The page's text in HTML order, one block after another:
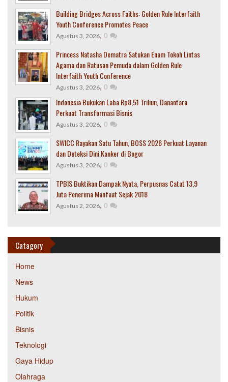
Building Bridges Across Faiths: Golden Rule Interfaith
Youth Conference Promotes Peace
Agustus 3, 2026, 0
Princess Natasha Dematra Satukan Enam Tokoh Lintas
Agama dan Ratusan Pemuda dalam Golden Rule
Interfaith Youth Conference
Agustus 3, 2026, 0
Indonesia Bukukan Laba Rp8,51 Triliun, Danantara
Perkuat Transformasi Bisnis
Agustus 3, 2026, 0
SWICC Rayakan Satu Tahun, BOSS 2026 Perkuat Layanan
dan Deteksi Dini Kanker di Bogor
Agustus 3, 2026, 0
TPBIS Buktikan Dampak Nyata, Perpusnas Catat 13,9
Juta Penerima Manfaat Sejak 2018
Agustus 2, 2026, 0
Catagory
Home
News
Hukum
Politik
Bisnis
Teknologi
Gaya Hidup
Olahraga